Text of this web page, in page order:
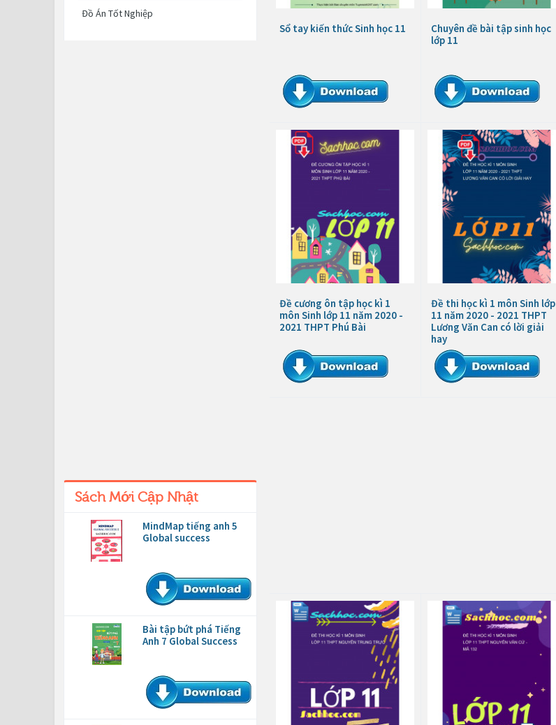
Đồ Án Tốt Nghiệp
Sách Mới Cập Nhật
MindMap tiếng anh 5
Global success
Bài tập bứt phá Tiếng
Anh 7 Global Success
Sổ tay kiến thức Sinh học 11
Chuyên đề bài tập sinh học
lớp 11
Đề cương ôn tập học kì 1
môn Sinh lớp 11 năm 2020 -
2021 THPT Phú Bài
Đề thi học kì 1 môn Sinh lớp
11 năm 2020 - 2021 THPT
Lương Văn Can có lời giải
hay